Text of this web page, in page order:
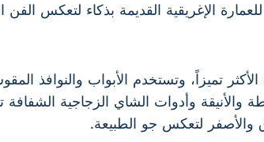
الإغريقية القديمة بذكاء لتعكس الفن
تميزاً، وتستخدم الأبواب والنوافذ
والأنيقة وأدوات الشاي الزجاجية الشفافة
والأصفر لتعكس جو الطبيعة.